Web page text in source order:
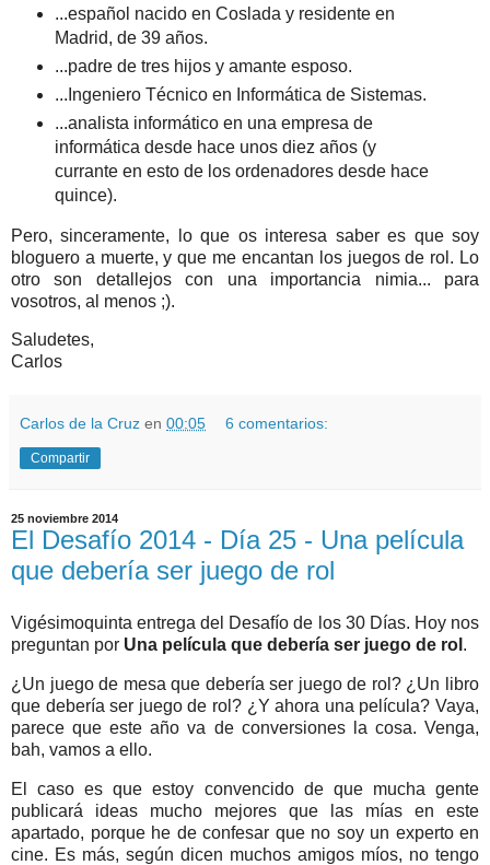
...español nacido en Coslada y residente en
Madrid, de 39 años.
...padre de tres hijos y amante esposo.
...Ingeniero Técnico en Informática de Sistemas.
...analista informático en una empresa de
informática desde hace unos diez años (y
currante en esto de los ordenadores desde hace
quince).
Pero, sinceramente, lo que os interesa saber es que soy
bloguero a muerte, y que me encantan los juegos de rol. Lo
otro son detallejos con una importancia nimia... para
vosotros, al menos ;).
Saludetes,
Carlos
Carlos de la Cruz en 00:05 6 comentarios:
Compartir
25 noviembre 2014
El Desafío 2014 - Día 25 - Una película
que debería ser juego de rol
Vigésimoquinta entrega del Desafío de los 30 Días. Hoy nos
preguntan por Una película que debería ser juego de rol .
¿Un juego de mesa que debería ser juego de rol? ¿Un libro
que debería ser juego de rol? ¿Y ahora una película? Vaya,
parece que este año va de conversiones la cosa. Venga,
bah, vamos a ello.
El caso es que estoy convencido de que mucha gente
publicará ideas mucho mejores que las mías en este
apartado, porque he de confesar que no soy un experto en
cine. Es más, según dicen muchos amigos míos, no tengo